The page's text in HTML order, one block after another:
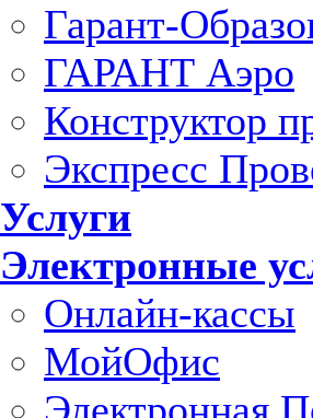
Гарант-
ГАРАНТ Аэро
Конструктор
Экспресс
Услуги
Электронные
Онлайн-кассы
МойОфис